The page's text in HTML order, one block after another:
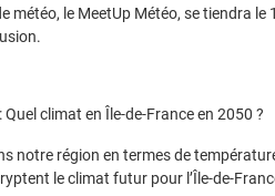
météo, le MeetUp Météo, se tiendra
climat en Île-de-France en 2050 ?
notre région en termes de
le climat futur pour l’Île-de-